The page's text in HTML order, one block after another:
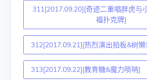
311[2017.09.20][奇迹二重唱胖虎与
福扑克牌]
312[2017.09.21][热烈演出拍板&树懒
313[2017.09.22][教育糖&魔力唢呐]